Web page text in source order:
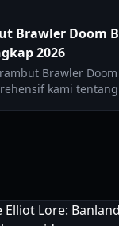
Brawler Doom
2026
Brawler Doom
kami